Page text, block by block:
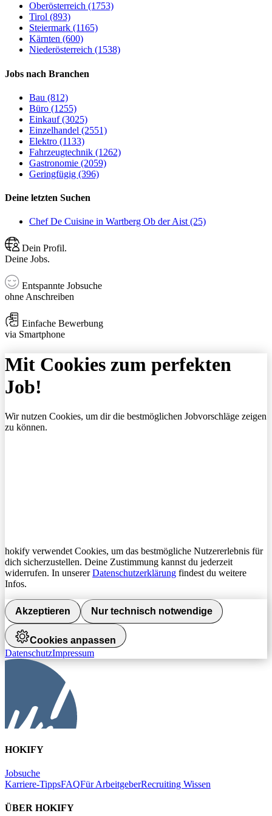
Oberösterreich (1753)
Tirol (893)
Steiermark (1165)
Kärnten (600)
Niederösterreich (1538)
Jobs nach Branchen
Bau (812)
Büro (1255)
Einkauf (3025)
Einzelhandel (2551)
Elektro (1133)
Fahrzeugtechnik (1262)
Gastronomie (2059)
Geringfügig (396)
Deine letzten Suchen
Chef De Cuisine in Wartberg Ob der Aist (25)
Dein Profil.
Deine Jobs.
Entspannte Jobsuche
ohne Anschreiben
Einfache Bewerbung
via Smartphone
Mit Cookies zum perfekten
Job!
Wir nutzen Cookies, um dir die bestmöglichen Jobvorschläge zeigen
zu können.
hokify verwendet Cookies, um das bestmögliche Nutzererlebnis für
dich sicherzustellen. Deine Zustimmung kannst du jederzeit
widerrufen. In unsererDatenschutzerklärung findest du weitere
Infos.
Akzeptieren Nur technisch notwendige
Cookies anpassen
DatenschutzImpressum
HOKIFY
Jobsuche
Karriere-TippsFAQFür ArbeitgeberRecruiting Wissen
ÜBER HOKIFY